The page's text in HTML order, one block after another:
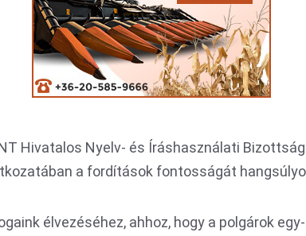
Hivatalos Nyelv- és Íráshasználati
a fordítások fontosságát
élvezéséhez, ahhoz, hogy a polgárok